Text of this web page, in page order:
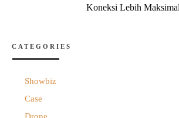
Koneksi Lebih Maksimal
CATEGORIES
Showbiz
Case